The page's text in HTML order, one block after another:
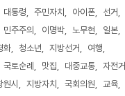
대통령 주민자치 아이폰
선거
민주주의 이명박 노무현
일본
화 청소년 지방선거
여행
국토순례 맛집 대중교통
자전거
원시 지방자치 국회의원
교육